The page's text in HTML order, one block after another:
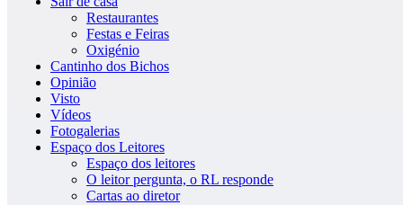
Restaurantes
Festas e Feiras
Oxigénio
Cantinho dos Bichos
Opinião
Visto
Vídeos
Fotogalerias
Espaço dos Leitores
Espaço dos leitores
O leitor pergunta, o RL responde
Cartas ao diretor